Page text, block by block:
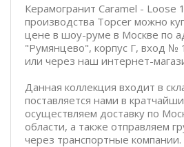
Керамогранит Caramel - Loose
производства Topcer можно
цене в шоу-руме в Москве по
"Румянцево", корпус Г, вход №
или через наш интернет-
Данная коллекция входит в
поставляется нами в
осуществляем доставку по
области, а также отправляем
через транспортные компании.